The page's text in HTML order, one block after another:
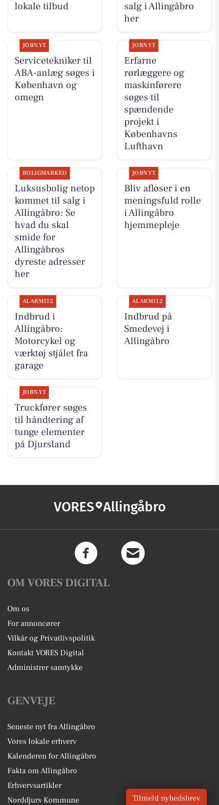
lokale tilbud
salg i Allingåbro
her
JOBNYT
Servicetekniker til
ABA-anlæg søges i
København og
omegn
JOBNYT
Erfarne
rørlæggere og
maskinførere
søges til
spændende
projekt i
Københavns
Lufthavn
BOLIGMARKED
Luksusbolig netop
kommet til salg i
Allingåbro: Se
hvad du skal
smide for
Allingåbros
dyreste adresser
her
JOBNYT
Bliv afløser i en
meningsfuld rolle
i Allingåbro
hjemmepleje
ALARM112
Indbrud i
Allingåbro:
Motorcykel og
værktøj stjålet fra
garage
ALARM112
Indbrud på
Smedevej i
Allingåbro
JOBNYT
Truckfører søges
til håndtering af
tunge elementer
på Djursland
VORES Allingåbro
OM VORES DIGITAL
Om os
For annoncører
Vilkår og Privatlivspolitik
Kontakt VORES Digital
Administrer samtykke
GENVEJE
Seneste nyt fra Allingåbro
Vores lokale erhverv
Kalenderen for Allingåbro
Fakta om Allingåbro
Erhvervsartikler
Norddjurs Kommune
Tilmeld nyhedsbrev